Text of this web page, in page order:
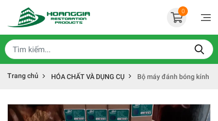
0
Trang chủ HÓA CHẤT VÀ DỤNG CỤ Bộ máy đánh bóng kính